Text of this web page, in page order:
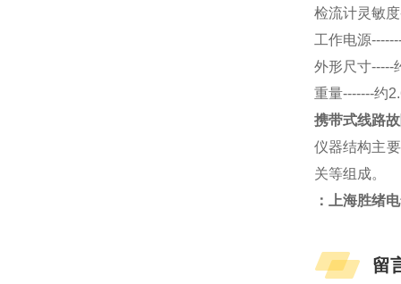
检流计灵敏
工作电源
外形尺寸-----
重量-------约
携带式线路
仪器结构主
关等组成。
：上海胜绪
留